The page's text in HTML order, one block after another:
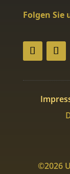
Folgen Sie
©2026